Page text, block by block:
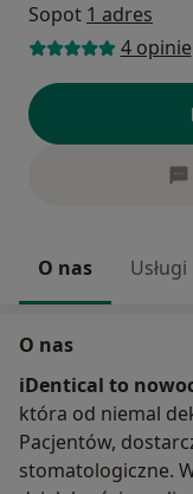
Sopot 1 adres
4 opinie
O nas Usługi
O nas
iDentical to
która od niemal
Pacjentów,
stomatologiczne.